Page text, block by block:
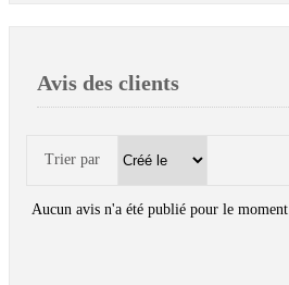
Avis des clients
Trier par
Aucun avis n'a été publié pour le moment.